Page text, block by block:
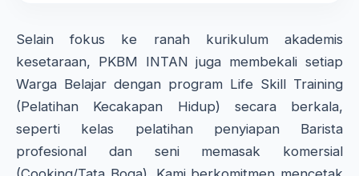
Selain fokus ke ranah kurikulum akademis
kesetaraan, PKBM INTAN juga membekali setiap
Warga Belajar dengan program Life Skill Training
(Pelatihan Kecakapan Hidup) secara berkala,
seperti kelas pelatihan penyiapan Barista
profesional dan seni memasak komersial